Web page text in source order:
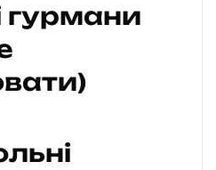
гурмани